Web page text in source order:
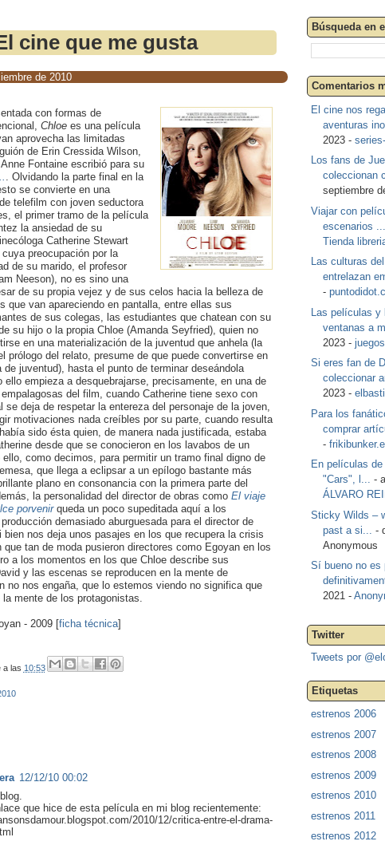
cine que me gusta
de 2010
con formas de
Chloees una película
aprovecha las limitadas
de Erin Cressida Wilson,
Fontaine escribió para su
. Olvidando la parte final en la
se convierte en una
telefilm con joven seductora
el primer tramo de la película
la ansiedad de su
Catherine Stewart
preocupación por la
de su marido, el profesor
Neeson), no es sino una
de su propia vejez y de sus celos hacia la belleza de
que van apareciendo en pantalla, entre ellas sus
de sus colegas, las estudiantes que chatean con su
su hijo o la propia Chloe (Amanda Seyfried), quien no
en una materialización de la juventud que anhela (la
prólogo del relato, presume de que puede convertirse en
juventud), hasta el punto de terminar deseándola
ello empieza a desquebrajarse, precisamente, en una de
del film, cuando Catherine tiene sexo con
se deja de respetar la entereza del personaje de la joven,
motivaciones nada creíbles por su parte, cuando resulta
sido ésta quien, de manera nada justificada, estaba
desde que se conocieron en los lavabos de un
ello, como decimos, para permitir un tramo final digno de
que llega a eclipsar a un epílogo bastante más
plano en consonancia con la primera parte del
la personalidad del director de obras como El viaje
porvenirqueda un poco supeditada aquí a los
demasiado aburguesada para el director de
bien nos deja unos pasajes en los que recupera la crisis
que tan de moda pusieron directores como Egoyan en los
a los momentos en los que Chloe describe sus
y las escenas se reproducen en la mente de
no nos engaña, que lo estemos viendo no significa que
mente de los protagonistas.
- 2009 [ficha técnica]
a las 10:53
12/12/10 00:02
que hice de esta película en mi blog recientemente:
2010/12/critica-entre-el-drama-
Búsqueda en
Comentarios
El cine nos
aventuras
2023 -
Los fans de
coleccionan
septiembre
Viajar con
escenarios ...
Tienda
Las culturas
entrelazan
-
Las películas y
ventanas a
2023 -
Si eres fan de
coleccionar
2023 -
Para los
comprar
-
En películas
"Cars", l... -
ÁLVARO
Sticky Wilds –
past a si...
-
Anonymous
Sí bueno no es
2021 -
Twitter
Tweets por
Etiquetas
estrenos 2006
estrenos 2007
estrenos 2008
estrenos 2009
estrenos 2010
estrenos 2011
estrenos 2012